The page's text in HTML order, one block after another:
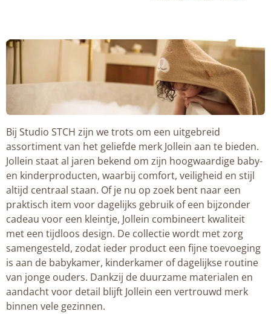
Bij Studio STCH zijn we trots om een uitgebreid
assortiment van het geliefde merk Jollein aan te bieden.
Jollein staat al jaren bekend om zijn hoogwaardige baby-
en kinderproducten, waarbij comfort, veiligheid en stijl
altijd centraal staan. Of je nu op zoek bent naar een
praktisch item voor dagelijks gebruik of een bijzonder
cadeau voor een kleintje, Jollein combineert kwaliteit
met een tijdloos design. De collectie wordt met zorg
samengesteld, zodat ieder product een fijne toevoeging
is aan de babykamer, kinderkamer of dagelijkse routine
van jonge ouders. Dankzij de duurzame materialen en
aandacht voor detail blijft Jollein een vertrouwd merk
binnen vele gezinnen.